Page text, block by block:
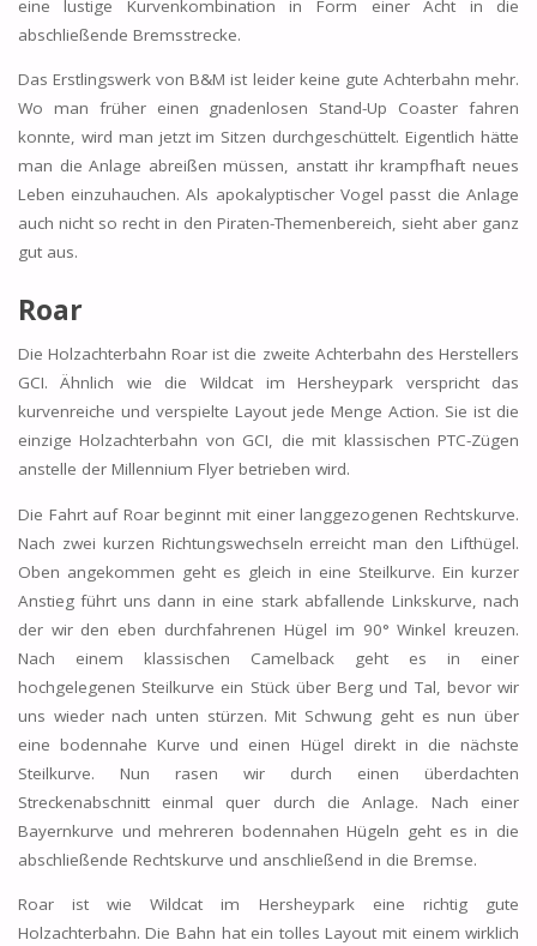
eine lustige Kurvenkombination in Form einer Acht in die
abschließende Bremsstrecke.
Das Erstlingswerk von B&M ist leider keine gute Achterbahn mehr.
Wo man früher einen gnadenlosen Stand-Up Coaster fahren
konnte, wird man jetzt im Sitzen durchgeschüttelt. Eigentlich hätte
man die Anlage abreißen müssen, anstatt ihr krampfhaft neues
Leben einzuhauchen. Als apokalyptischer Vogel passt die Anlage
auch nicht so recht in den Piraten-Themenbereich, sieht aber ganz
gut aus.
Roar
Die Holzachterbahn Roar ist die zweite Achterbahn des Herstellers
GCI. Ähnlich wie die Wildcat im Hersheypark verspricht das
kurvenreiche und verspielte Layout jede Menge Action. Sie ist die
einzige Holzachterbahn von GCI, die mit klassischen PTC-Zügen
anstelle der Millennium Flyer betrieben wird.
Die Fahrt auf Roar beginnt mit einer langgezogenen Rechtskurve.
Nach zwei kurzen Richtungswechseln erreicht man den Lifthügel.
Oben angekommen geht es gleich in eine Steilkurve. Ein kurzer
Anstieg führt uns dann in eine stark abfallende Linkskurve, nach
der wir den eben durchfahrenen Hügel im 90° Winkel kreuzen.
Nach einem klassischen Camelback geht es in einer
hochgelegenen Steilkurve ein Stück über Berg und Tal, bevor wir
uns wieder nach unten stürzen. Mit Schwung geht es nun über
eine bodennahe Kurve und einen Hügel direkt in die nächste
Steilkurve. Nun rasen wir durch einen überdachten
Streckenabschnitt einmal quer durch die Anlage. Nach einer
Bayernkurve und mehreren bodennahen Hügeln geht es in die
abschließende Rechtskurve und anschließend in die Bremse.
Roar ist wie Wildcat im Hersheypark eine richtig gute
Holzachterbahn. Die Bahn hat ein tolles Layout mit einem wirklich